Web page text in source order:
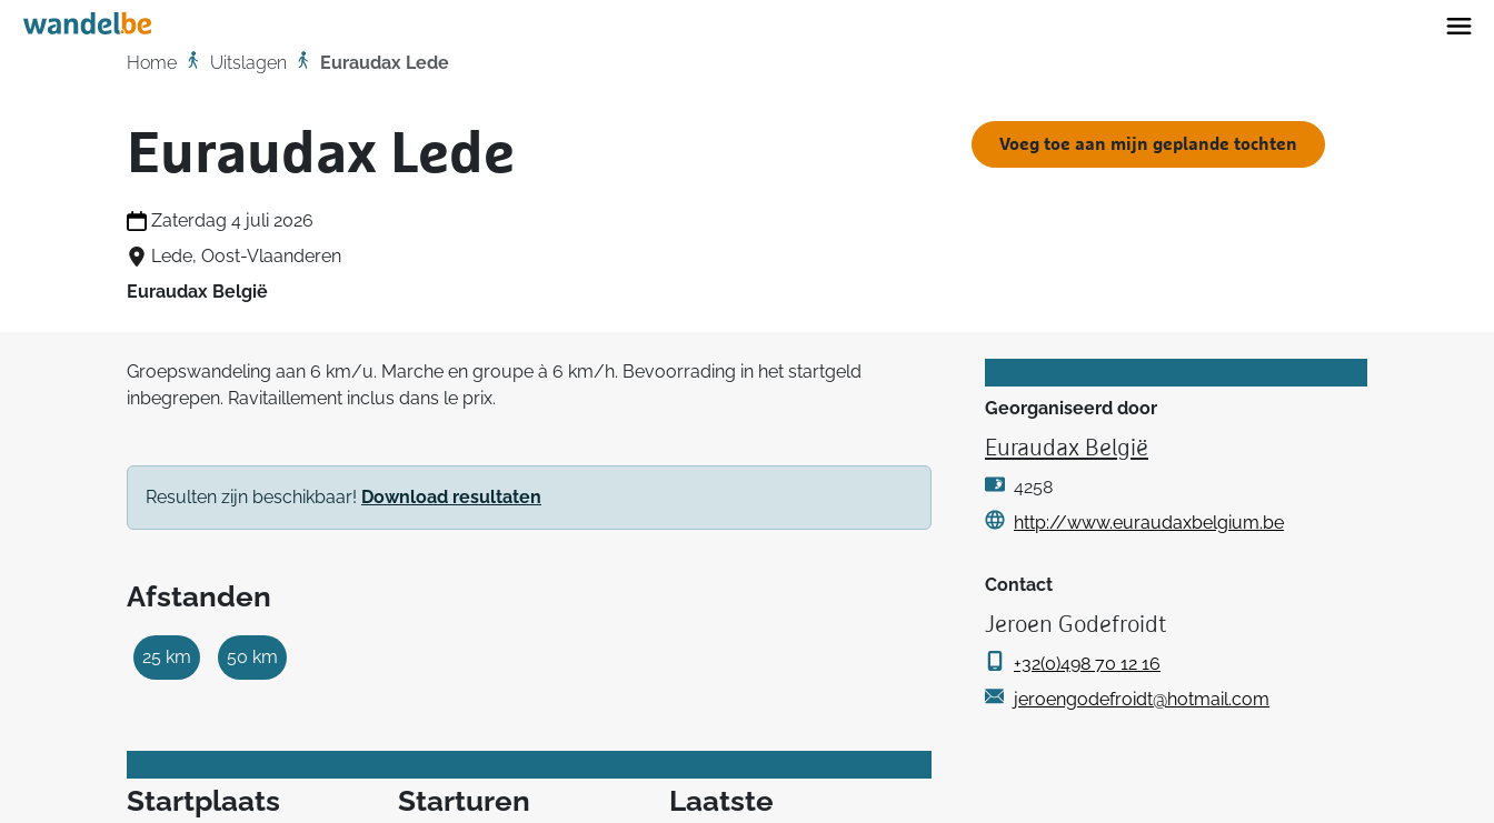
Home
Home Uitslagen Euraudax Lede
Euraudax Lede
Zaterdag 4 juli 2026
Lede, Oost-Vlaanderen
Euraudax België
Voeg toe aan mijn geplande tochten
Groepswandeling aan 6 km/u. Marche en groupe à 6 km/h. Bevoorrading in het startgeld
inbegrepen. Ravitaillement inclus dans le prix.
Resulten zijn beschikbaar! Download resultaten
Afstanden
25 km 50 km
Startplaats Starturen
Laatste
Georganiseerd door
Euraudax België
4258
http://www.euraudaxbelgium.be
Contact
Jeroen Godefroidt
+32(0)498 70 12 16
jeroengodefroidt@hotmail.com